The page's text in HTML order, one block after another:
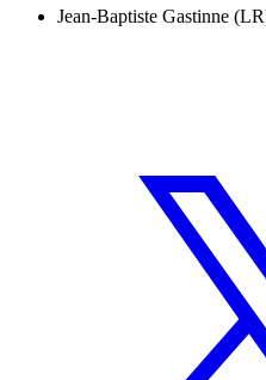
Jean-Baptiste Gastinne